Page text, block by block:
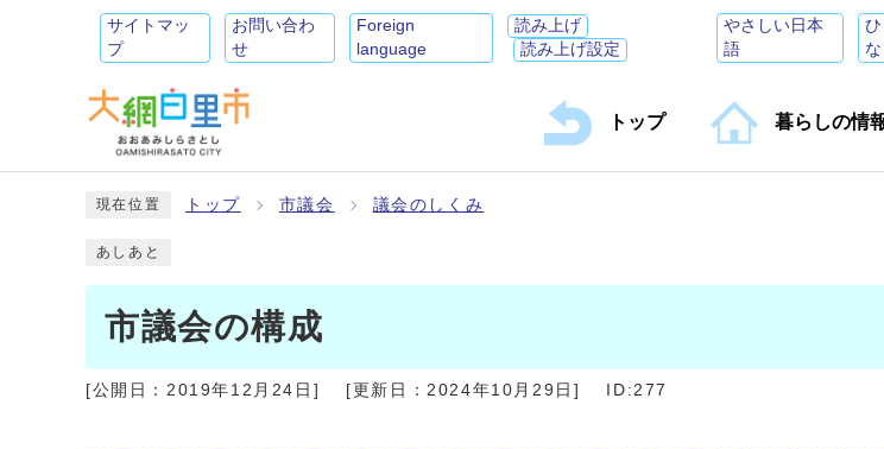
サイトマッ
プ
お問い合わ
せ
Foreign
language
読み上げ
読み上げ設定
やさしい日本
語
な
トップ 暮らしの情
現在位置 トップ 市議会 議会のしくみ
あしあと
市議会の構成
[公開日： 2019年12月24日 ] [更新日：2024年10月29日 ] ID:277